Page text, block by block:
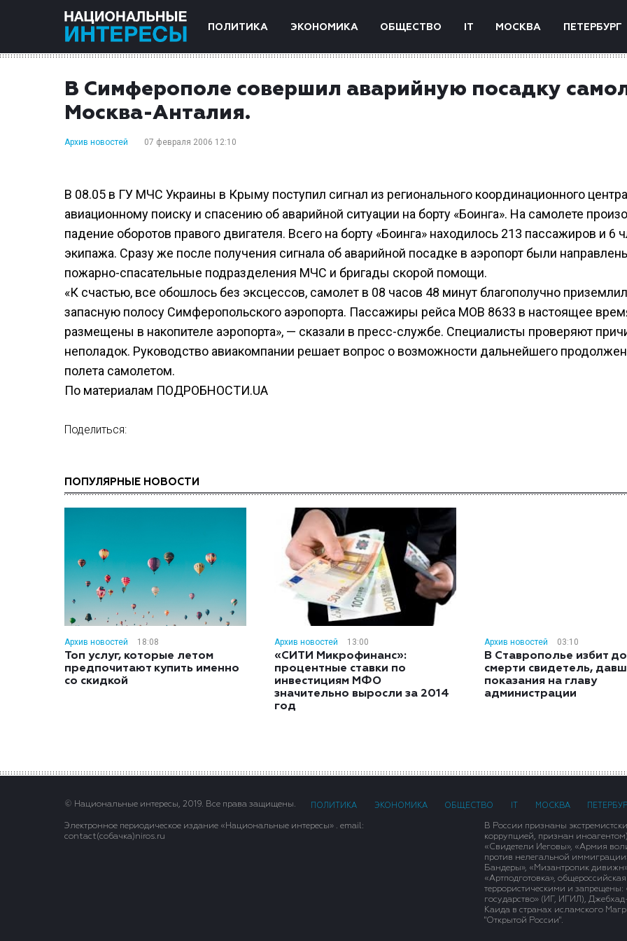
ПОЛИТИКА ЭКОНОМИКА ОБЩЕСТВО IT МОСКВА ПЕТЕРБУРГ
В Симферополе совершил аварийную посадку
Москва-Анталия.
Архив новостей 07 февраля 2006 12:10
В 08.05 в ГУ МЧС Украины в Крыму поступил сигнал из регионального координационного
авиационному поиску и спасению об аварийной ситуации на борту «Боинга». На самолете
падение оборотов правого двигателя. Всего на борту «Боинга» находилось 213 пассажиров и 6
экипажа. Сразу же после получения сигнала об аварийной посадке в аэропорт были
пожарно-спасательные подразделения МЧС и бригады скорой помощи.
«К счастью, все обошлось без эксцессов, самолет в 08 часов 48 минут благополучно
запасную полосу Симферопольского аэропорта. Пассажиры рейса МОВ 8633 в настоящее
размещены в накопителе аэропорта», — сказали в пресс-службе. Специалисты проверяют
неполадок. Руководство авиакомпании решает вопрос о возможности дальнейшего
полета самолетом.
По материалам ПОДРОБНОСТИ.UA
Поделиться:
ПОПУЛЯРНЫЕ НОВОСТИ
Архив новостей 18:08
Топ услуг, которые летом
предпочитают купить именно
со скидкой
Архив новостей 13:00
«СИТИ Микрофинанс»:
процентные ставки по
инвестициям МФО
значительно выросли за 2014
год
Архив новостей 03:10
В Ставрополье избит до
смерти свидетель,
показания на главу
администрации
© Национальные интересы, 2019. Все права защищены. ПОЛИТИКА ЭКОНОМИКА ОБЩЕСТВО МОСКВА
Электронное периодическое издание «Национальные интересы» . email:
contact(сoбaчка)niros.ru
В России признаны
коррупцией, признан
«Свидетели Иеговы», «Армия
против нелегальной
Бандеры», «Мизантропик
«Артподготовка»,
террористическими и
государство» (ИГ, ИГИЛ),
Каида в странах исламского
"Открытой России".